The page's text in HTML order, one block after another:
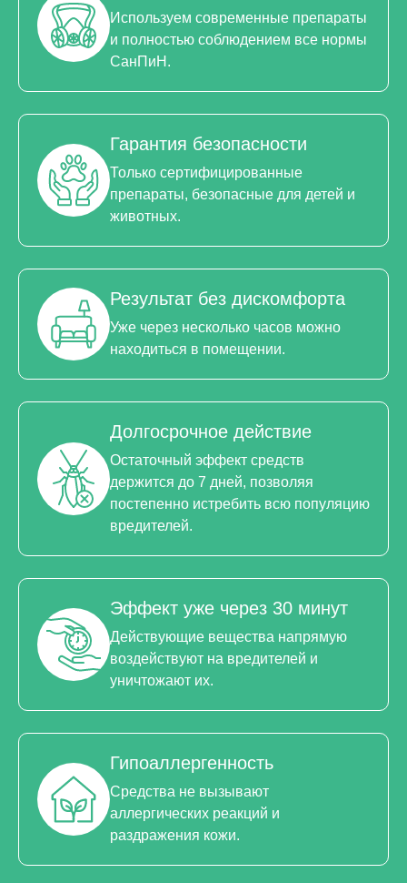
Используем современные препараты
и полностью соблюдением все нормы
СанПиН.
Гарантия безопасности
Только сертифицированные
препараты, безопасные для детей и
животных.
Результат без дискомфорта
Уже через несколько часов можно
находиться в помещении.
Долгосрочное действие
Остаточный эффект средств
держится до 7 дней, позволяя
постепенно истребить всю популяцию
вредителей.
Эффект уже через 30 минут
Действующие вещества напрямую
воздействуют на вредителей и
уничтожают их.
Гипоаллергенность
Средства не вызывают
аллергических реакций и
раздражения кожи.